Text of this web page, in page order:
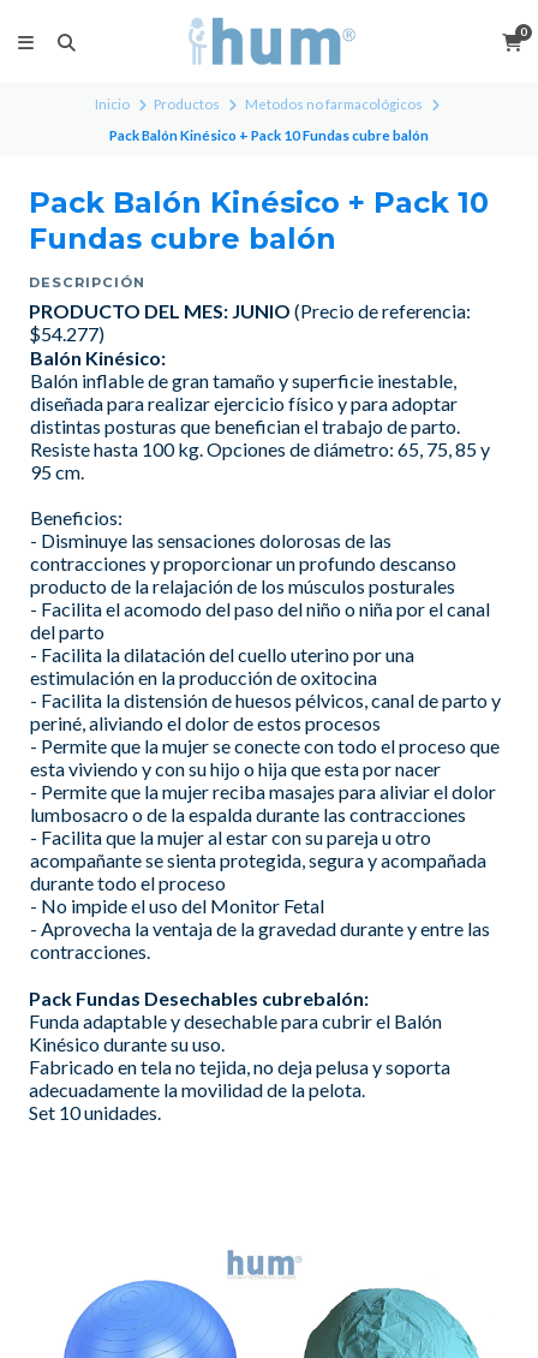
0
Inicio Productos
Metodos no farmacológicos
Pack Balón Kinésico + Pack 10 Fundas cubre balón
Pack Balón Kinésico + Pack 10
Fundas cubre balón
DESCRIPCIÓN
PRODUCTO DEL MES: JUNIO (Precio de referencia:
$54.277)
Balón Kinésico:
Balón inflable de gran tamaño y superficie inestable,
diseñada para realizar ejercicio físico y para adoptar
distintas posturas que benefician el trabajo de parto.
Resiste hasta 100 kg. Opciones de diámetro: 65, 75, 85 y
95 cm.
Beneficios:
- Disminuye las sensaciones dolorosas de las
contracciones y proporcionar un profundo descanso
producto de la relajación de los músculos posturales
- Facilita el acomodo del paso del niño o niña por el canal
del parto
- Facilita la dilatación del cuello uterino por una
estimulación en la producción de oxitocina
- Facilita la distensión de huesos pélvicos, canal de parto y
periné, aliviando el dolor de estos procesos
- Permite que la mujer se conecte con todo el proceso que
esta viviendo y con su hijo o hija que esta por nacer
- Permite que la mujer reciba masajes para aliviar el dolor
lumbosacro o de la espalda durante las contracciones
- Facilita que la mujer al estar con su pareja u otro
acompañante se sienta protegida, segura y acompañada
durante todo el proceso
- No impide el uso del Monitor Fetal
- Aprovecha la ventaja de la gravedad durante y entre las
contracciones.
Pack Fundas Desechables cubrebalón:
Funda adaptable y desechable para cubrir el Balón
Kinésico durante su uso.
Fabricado en tela no tejida, no deja pelusa y soporta
adecuadamente la movilidad de la pelota.
Set 10 unidades.